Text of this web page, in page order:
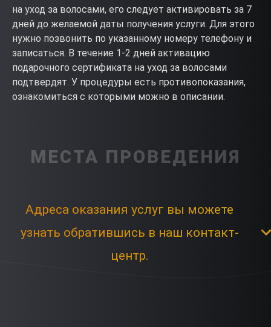
на уход за волосами, его следует активировать за 7
дней до желаемой даты получения услуги. Для этого
нужно позвонить по указанному номеру телефону и
записаться. В течение 1-2 дней активацию
подарочного сертификата на уход за волосами
подтвердят. У процедуры есть противопоказания,
ознакомиться с которыми можно в описании.
МЕСТА ПРОВЕДЕНИЯ
Адреса оказания услуг вы можете
узнать обратившись в наш контакт-
центр.